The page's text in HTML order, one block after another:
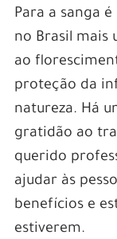
Para a sanga
no Brasil mais
ao
proteção da
natureza. Há
gratidão ao
querido
ajudar às
benefícios e
estiverem.